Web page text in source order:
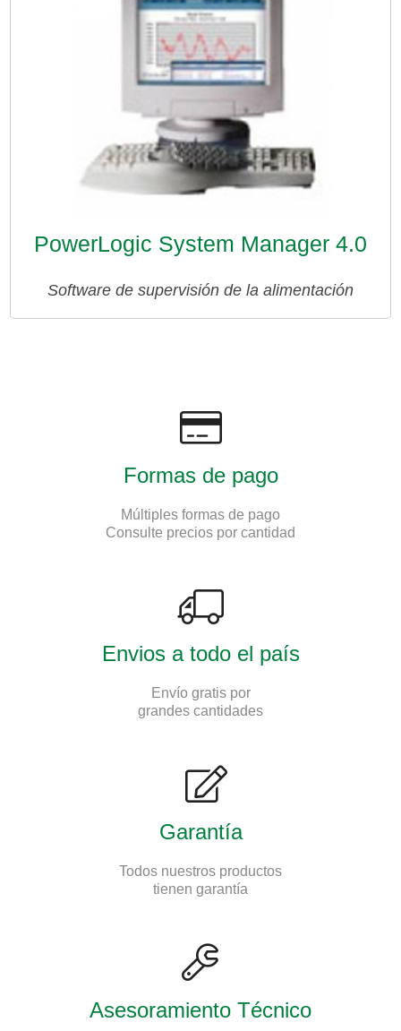
PowerLogic System Manager 4.0
Software de supervisión de la alimentación
Formas de pago
Múltiples formas de pago
Consulte precios por cantidad
Envios a todo el país
Envío gratis por
grandes cantidades
Garantía
Todos nuestros productos
tienen garantía
Asesoramiento Técnico